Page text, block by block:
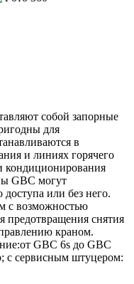
собой запорные
для
в
и линиях горячего
кондиционирования
GBC могут
доступа или без него.
с возможностью
предотвращения снятия
краном.
GBC 6s до GBC
с сервисным штуцером: